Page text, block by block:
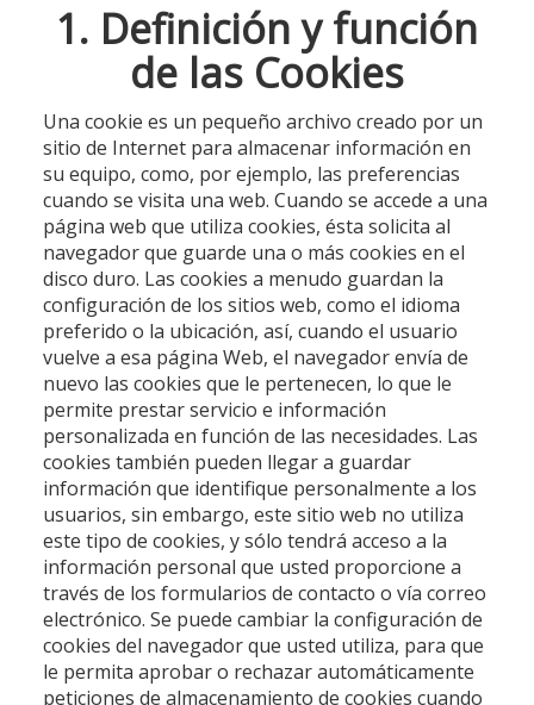
1. Definición y función
de las Cookies
Una cookie es un pequeño archivo creado por un
sitio de Internet para almacenar información en
su equipo, como, por ejemplo, las preferencias
cuando se visita una web. Cuando se accede a una
página web que utiliza cookies, ésta solicita al
navegador que guarde una o más cookies en el
disco duro. Las cookies a menudo guardan la
configuración de los sitios web, como el idioma
preferido o la ubicación, así, cuando el usuario
vuelve a esa página Web, el navegador envía de
nuevo las cookies que le pertenecen, lo que le
permite prestar servicio e información
personalizada en función de las necesidades. Las
cookies también pueden llegar a guardar
información que identifique personalmente a los
usuarios, sin embargo, este sitio web no utiliza
este tipo de cookies, y sólo tendrá acceso a la
información personal que usted proporcione a
través de los formularios de contacto o vía correo
electrónico. Se puede cambiar la configuración de
cookies del navegador que usted utiliza, para que
le permita aprobar o rechazar automáticamente
peticiones de almacenamiento de cookies cuando